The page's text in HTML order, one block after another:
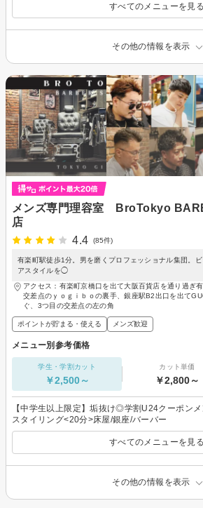
すべてのメニューを見る
その他の情報を表示
メンズ専門理容室 BroTokyo
店
4.4
(85件)
有楽町駅徒歩1分。男を磨くプロフェッショナル集団。
アスタイルを◯
アクセス：有楽町京橋口を出て大阪百貨店を通り過ぎ
交差点のｙｏｇｉｂｏの裏手、銀座駅B2出口を出て
ぐ、3つ目の交差点の左の角
ポイントが貯まる・使える メンズ歓迎
メニュー別参考価格
学生・学割カット
￥2,500～
カット単価
￥2,800～
【中学生以上限定】垢抜け◎学割U24クーポン
スタイリング<20分>床屋/銀座/バーバー
すべてのメニューを見る
その他の情報を表示